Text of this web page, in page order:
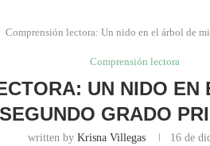
Comprensión lectora: Un nido en el árbol de
Comprensión lectora
UN NIDO
SEGUNDO GRADO
written by Krisna Villegas 16 de